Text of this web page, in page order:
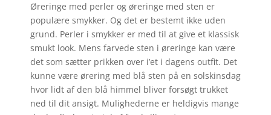
Øreringe med perler og øreringe med sten er
populære smykker. Og det er bestemt ikke uden
grund. Perler i smykker er med til at give et klassisk
smukt look. Mens farvede sten i øreringe kan være
det som sætter prikken over i’et i dagens outfit. Det
kunne være ørering med blå sten på en solskinsdag
hvor lidt af den blå himmel bliver forsøgt trukket
ned til dit ansigt. Mulighederne er heldigvis mange